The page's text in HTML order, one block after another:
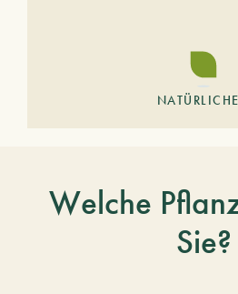
Welche
Sie?